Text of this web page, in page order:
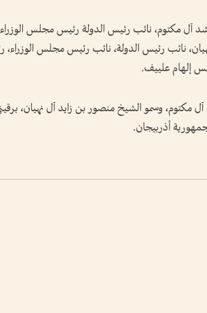
مكتوم، نائب رئيس الدولة رئيس مجلس
نائب رئيس الدولة، نائب رئيس مجلس الوزراء،
إلهام علييف.
وسمو الشيخ منصور بن زايد آل نهيان،
أذربيجان.